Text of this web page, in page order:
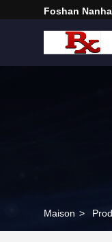
Foshan
Maison >